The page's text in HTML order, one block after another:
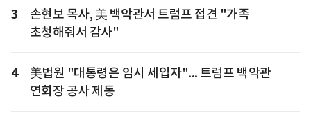
3
손현보 목사, 美 백악관서 트럼프 접견 "가족
초청해줘서 감사"
4
美법원 "대통령은 임시 세입자"... 트럼프 백악관
연회장 공사 제동